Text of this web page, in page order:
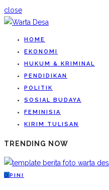
close
HOME
EKONOMI
HUKUM & KRIMINAL
PENDIDIKAN
POLITIK
SOSIAL BUDAYA
FEMINISIA
KIRIM TULISAN
TRENDING NOW
O PINI